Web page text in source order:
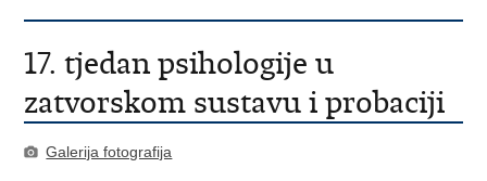
17. tjedan psihologije u
zatvorskom sustavu i probaciji
Galerija fotografija